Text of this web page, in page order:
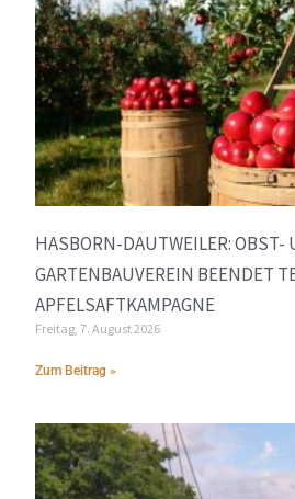
HASBORN-DAUTWEILER: OBST-
GARTENBAUVEREIN BEENDET
APFELSAFTKAMPAGNE
Freitag, 7. August 2026
Zum Beitrag »